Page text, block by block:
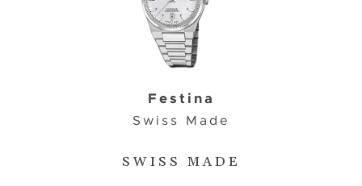
SWISS MADE
Festina
Swiss Made